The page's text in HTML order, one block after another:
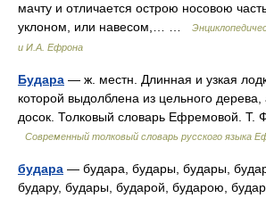
мачту и отличается острою носовою
уклоном, или навесом,… …
и И.А. Ефрона
Будара — ж. местн. Длинная и узкая
которой выдолблена из цельного
досок. Толковый словарь Ефремовой. Т.
Современный толковый словарь русского языка
будара — будара, будары, будары,
будару, будары, бударой, бударою,